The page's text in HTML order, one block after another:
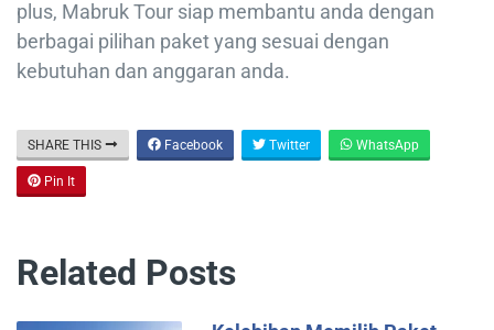
plus, Mabruk Tour siap membantu anda dengan
berbagai pilihan paket yang sesuai dengan
kebutuhan dan anggaran anda.
SHARE THIS Facebook Twitter WhatsApp
Pin It
Related Posts